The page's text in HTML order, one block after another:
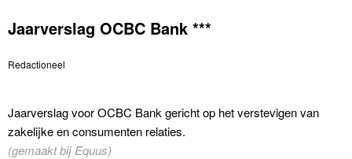
Jaarverslag OCBC Bank ***
Redactioneel
Jaarverslag voor OCBC Bank gericht op het verstevigen van
zakelijke en consumenten relaties.
(gemaakt bij Equus)